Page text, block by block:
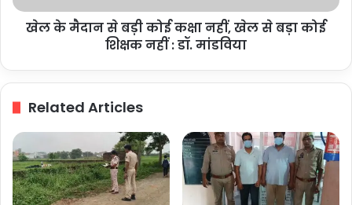
खेल
मांडविया
खेल के मैदान से बड़ी कोई कक्षा नहीं, खेल से बड़ा कोई
शिक्षक नहीं : डॉ. मांडविया
Related Articles